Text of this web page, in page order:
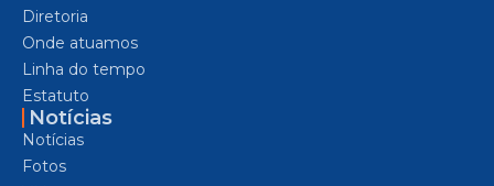
Diretoria
Onde atuamos
Linha do tempo
Estatuto
Notícias
Notícias
Fotos